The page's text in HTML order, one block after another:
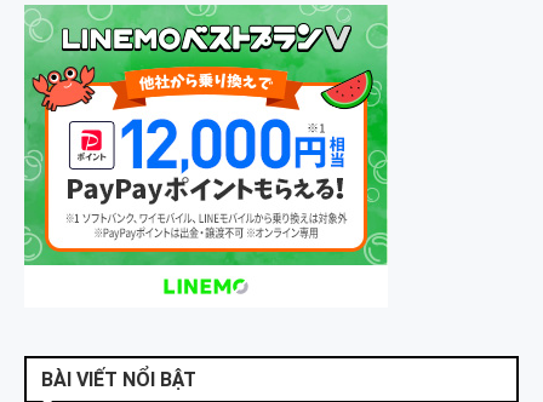
BÀI VIẾT NỔI BẬT